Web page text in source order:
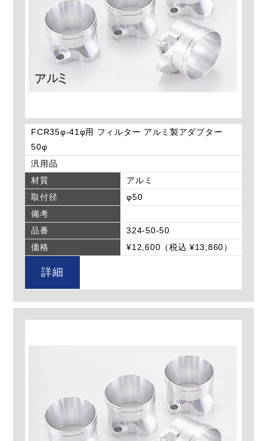
FCR35φ-41φ用 フィルター アルミ製アダプター
50φ
汎用品
材質
アルミ
取付径
φ50
備考
品番
324-50-50
価格
¥12,600（税込 ¥13,860）
詳細